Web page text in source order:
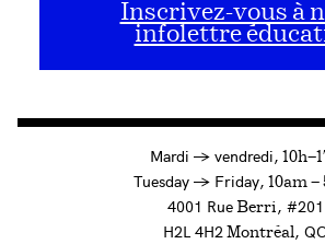
Inscrivez-vous à
infolettre
Mardi →à
vendredi,
Tuesday →toFriday, 10am —
4001 RueBerri, #201
H2L 4H2 Montréal,